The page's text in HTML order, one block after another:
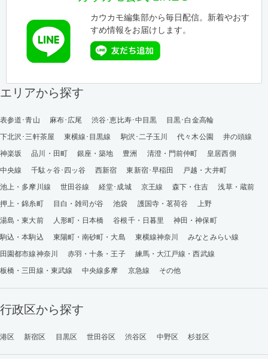
カウカモ編集部から毎日配信。新着やおす
すめ情報をお届けします。
エリアから探す
表参道･青山 麻布･広尾 渋谷･恵比寿･中目黒
目黒･白金高輪
下北沢･三軒茶屋
東横線･目黒線 駒沢･二子玉川 代々木公園
井の頭線
神楽坂
品川・田町 銀座・築地 豊洲 清澄・門前仲町
皇居西側
中央線
千駄ヶ谷･四ッ谷 西新宿 東新宿･早稲田
戸越・大井町
池上・多摩川線
世田谷線 経堂･成城 京王線 森下・住吉
浅草・蔵前
押上・錦糸町
目白・雑司が谷 池袋 護国寺・茗荷谷
上野
湯島・東大前
人形町・日本橋 谷根千・日暮里
神田・神保町
駒込・本駒込
東陽町・南砂町・大島 東横線神奈川
みなとみらい線
田園都市線神奈川
赤羽・十条・王子
練馬・大江戸線・西武線
板橋・三田線・東武線
中央線多摩 京急線 その他
行政区から探す
港区 新宿区 目黒区 世田谷区 渋谷区 中野区 杉並区